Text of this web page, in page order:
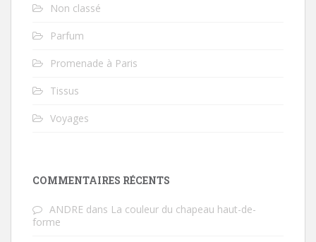
Non classé
Parfum
Promenade à Paris
Tissus
Voyages
COMMENTAIRES RÉCENTS
ANDRE dans La couleur du chapeau haut-de-
forme